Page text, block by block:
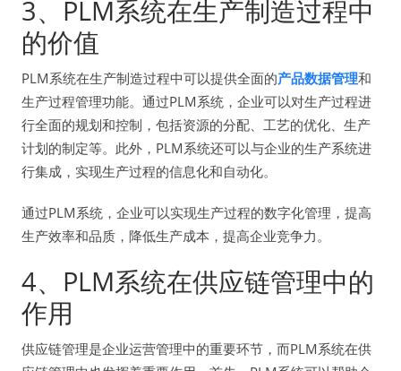
3、PLM系统在生产制造过程中
的价值
PLM系统在生产制造过程中可以提供全面的产品数据管理和
生产过程管理功能。通过PLM系统，企业可以对生产过程进
行全面的规划和控制，包括资源的分配、工艺的优化、生产
计划的制定等。此外，PLM系统还可以与企业的生产系统进
行集成，实现生产过程的信息化和自动化。
通过PLM系统，企业可以实现生产过程的数字化管理，提高
生产效率和品质，降低生产成本，提高企业竞争力。
4、PLM系统在供应链管理中的
作用
供应链管理是企业运营管理中的重要环节，而PLM系统在供